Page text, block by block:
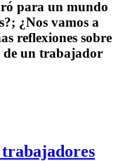
para un mundo
¿Nos vamos a
reflexiones sobre
de un trabajador
trabajadores